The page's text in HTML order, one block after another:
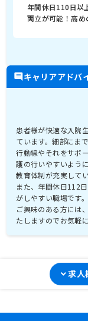
年間休日110日以
両立が可能！高
キャリアアドバ
患者様が快適な入院
ています。細部にま
行動線やそれをサポ
護の行いやすいよう
教育体制が充実して
また、年間休日112
がしやすい職場です。
ご興味のある方には
たしますのでお気軽
求人